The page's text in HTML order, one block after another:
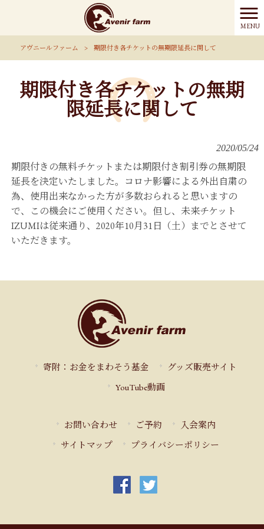
MENU
アヴニールファーム > 期限付き各チケットの無期限延長に関して
期限付き各チケットの無期
限延長に関して
2020/05/24
期限付きの無料チケットまたは期限付き割引券の無期限
延長を決定いたしました。コロナ影響による外出自粛の
為、使用出来なかった方が多数おられると思いますの
で、この機会にご使用ください。但し、未来チケット
IZUMIは従来通り、2020年10月31日（土）までとさせて
いただきます。
寄附：お金をまわそう基金
グッズ販売サイト
YouTube動画
お問い合わせ ご予約
入会案内
サイトマップ
プライバシーポリシー